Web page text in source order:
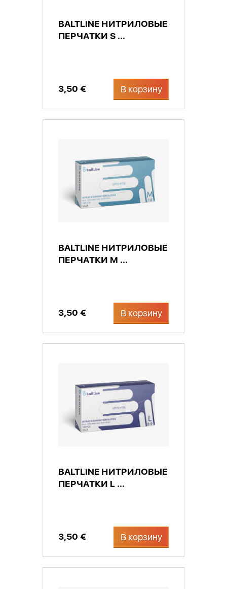
BALTLINE НИТРИЛОВЫЕ
ПЕРЧАТКИ S ...
3,50 € В корзину
BALTLINE НИТРИЛОВЫЕ
ПЕРЧАТКИ М ...
3,50 € В корзину
BALTLINE НИТРИЛОВЫЕ
ПЕРЧАТКИ L ...
3,50 € В корзину